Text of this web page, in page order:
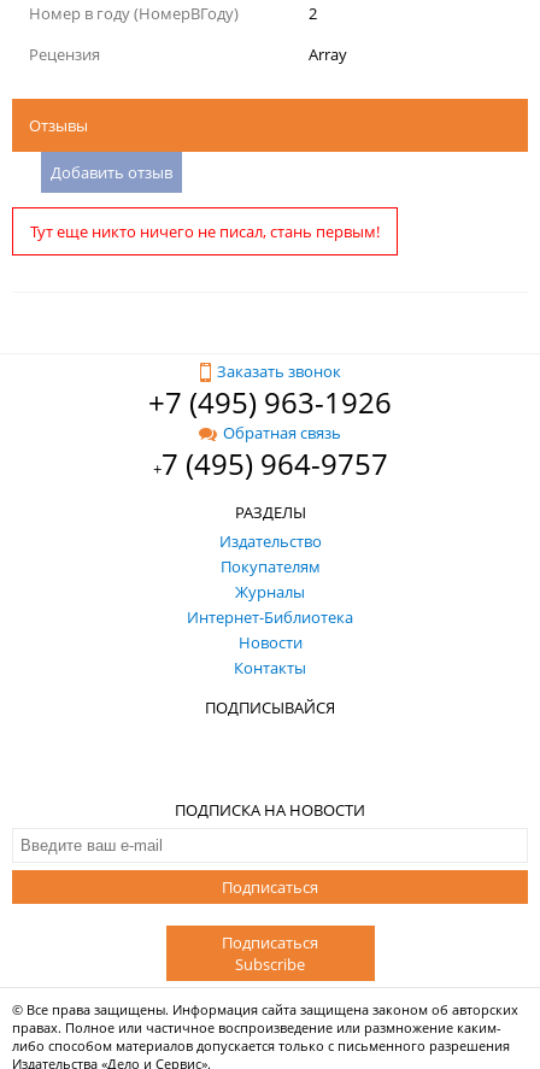
Номер в году (НомерВГоду)
2
Рецензия
Array
Отзывы
Добавить отзыв
Тут еще никто ничего не писал, стань первым!
Заказать звонок
+7 (495) 963-1926
Обратная связь
+7 (495) 964-9757
РАЗДЕЛЫ
Издательство
Покупателям
Журналы
Интернет-Библиотека
Новости
Контакты
ПОДПИСЫВАЙСЯ
ПОДПИСКА НА НОВОСТИ
Подписаться
Подписаться
Subscribe
© Все права защищены. Информация сайта защищена законом об авторских
правах. Полное или частичное воспроизведение или размножение каким-
либо способом материалов допускается только с письменного разрешения
Издательства «Дело и Сервис».